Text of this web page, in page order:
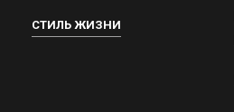
СТИЛЬ ЖИЗНИ